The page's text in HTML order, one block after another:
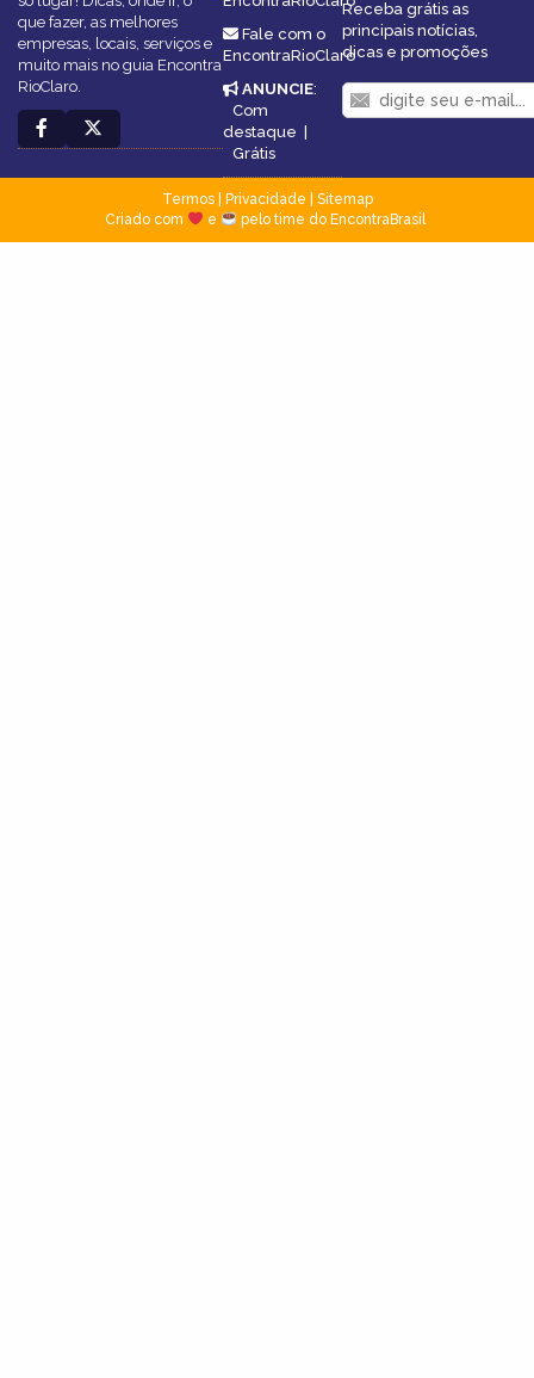
que fazer, as melhores
empresas, locais, serviços e
muito mais no guia Encontra
RioClaro.
Fale com o
EncontraRioClaro
ANUNCIE:
Com
destaque |
Grátis
Receba grátis as
principais notícias,
dicas e promoções
Termos| Privacidade
Sitemap
Criado com
e pelo time do EncontraBrasil